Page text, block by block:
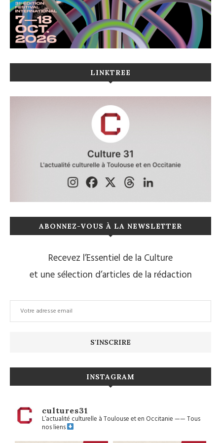
LINKTREE
ABONNEZ-VOUS À LA NEWSLETTER
Recevez l’Essentiel de la Culture
et une sélection d’articles de la rédaction
INSTAGRAM
cultures31
L’actualité culturelle à Toulouse et en Occitanie——Tous
nos liens